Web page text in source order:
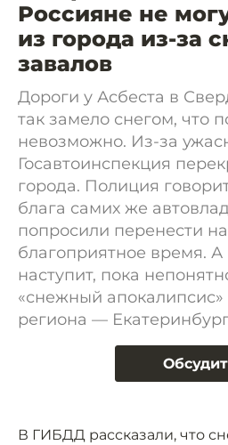
Россияне не
из города из-за
завалов
Дороги у Асбеста в
так замело снегом, что
невозможно. Из-за
Госавтоинспекция
города. Полиция
блага самих же
попросили перенести
благоприятное время. А
наступит, пока
«снежный
региона —
В ГИБДД рассказали, что